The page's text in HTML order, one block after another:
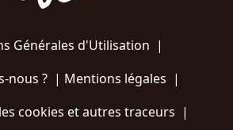
Générales d'Utilisation |
nous ?| Mentions légales |
cookies et autres traceurs |